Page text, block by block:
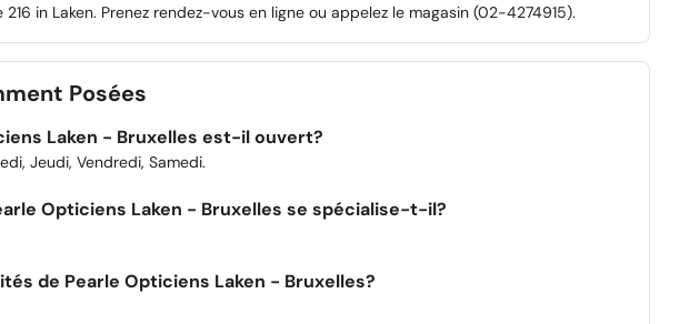
in Laken. Prenez rendez-vous en ligne ou appelez le magasin (02-4274915).
Posées
Laken - Bruxelles est-il ouvert?
Jeudi, Vendredi, Samedi.
Opticiens Laken - Bruxelles se spécialise-t-il?
de Pearle Opticiens Laken - Bruxelles?